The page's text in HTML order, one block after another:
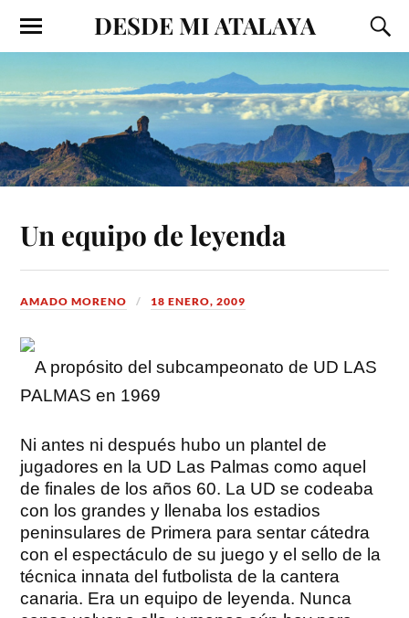
DESDE MI ATALAYA
Un equipo de leyenda
AMADO MORENO 18 ENERO, 2009
A propósito del subcampeonato de UD LAS
PALMAS en 1969
Ni antes ni después hubo un plantel de
jugadores en la UD Las Palmas como aquel
de finales de los años 60. La UD se codeaba
con los grandes y llenaba los estadios
peninsulares de Primera para sentar cátedra
con el espectáculo de su juego y el sello de la
técnica innata del futbolista de la cantera
canaria. Era un equipo de leyenda. Nunca